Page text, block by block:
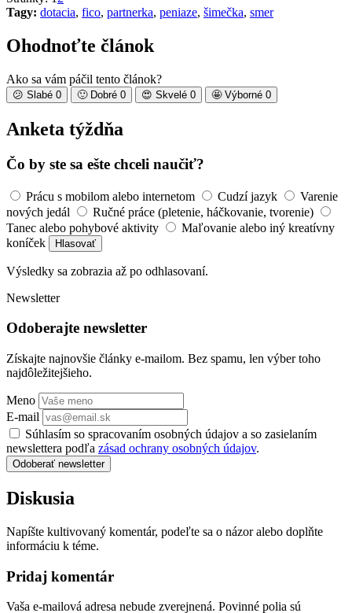
Tagy: dotacia, fico, partnerka, peniaze, šimečka, smer
Ohodnoťte článok
Ako sa vám páčil tento článok?
😕 Slabé 0 🙂 Dobré 0 😍 Skvelé 0 🤩 Výborné 0
Anketa týždňa
Čo by ste sa ešte chceli naučiť?
Prácu s mobilom alebo internetom Cudzí jazyk
Varenie
nových jedál
Ručné práce (pletenie, háčkovanie, tvorenie)
Tanec alebo pohybové aktivity
Maľovanie alebo iný kreatívny
koníček
Hlasovať
Výsledky sa zobrazia až po odhlasovaní.
Newsletter
Odoberajte newsletter
Získajte najnovšie články e-mailom. Bez spamu, len výber toho
najdôležitejšieho.
Meno
E-mail
Súhlasím so spracovaním osobných údajov a so zasielaním
newslettera podľa zásad ochrany osobných údajov.
Odoberať newsletter
Diskusia
Napíšte kultivovaný komentár, podeľte sa o názor alebo doplňte
informáciu k téme.
Pridaj komentár
Vaša e-mailová adresa nebude zverejnená. Povinné polia sú